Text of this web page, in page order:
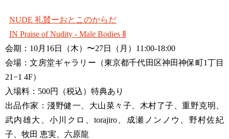
NUDE 礼賛ーおとこのからだ
IN Praise of Nudity - Male Bodies Ⅱ
会期：10月16日（木）〜27日（月）11:00-18:00
会場：文房堂ギャラリー（東京都千代田区神田神保町1丁目
21−1 4F）
入場料：500円（税込）特典あり
出品作家：淺野健一、大山菜々子、木村了子、重野克明、
武内雄大、小川クロ、torajiro、成瀬ノンノウ、野村佐紀
子、牧田 恵実、六原龍